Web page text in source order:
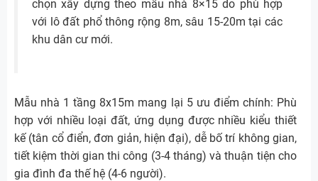
chọn xây dựng theo mẫu nhà 8×15 do phù hợp
với lô đất phổ thông rộng 8m, sâu 15-20m tại các
khu dân cư mới.
Mẫu nhà 1 tầng 8x15m mang lại 5 ưu điểm chính: Phù
hợp với nhiều loại đất, ứng dụng được nhiều kiểu thiết
kế (tân cổ điển, đơn giản, hiện đại), dễ bố trí không gian,
tiết kiệm thời gian thi công (3-4 tháng) và thuận tiện cho
gia đình đa thế hệ (4-6 người).